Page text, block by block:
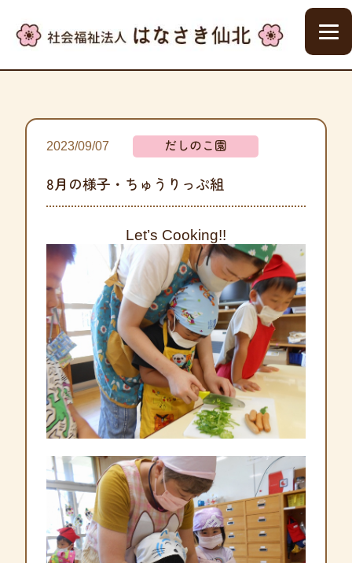
2023/09/07 だしのこ園
8月の様子・ちゅうりっぷ組
Let’s Cooking!!